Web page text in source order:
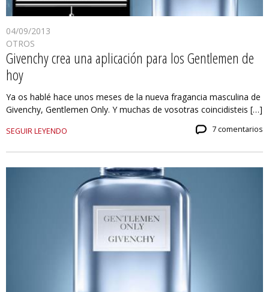
04/09/2013
OTROS
Givenchy crea una aplicación para los Gentlemen de
hoy
Ya os hablé hace unos meses de la nueva fragancia masculina de
Givenchy, Gentlemen Only. Y muchas de vosotras coincidisteis […]
SEGUIR LEYENDO 7 comentarios